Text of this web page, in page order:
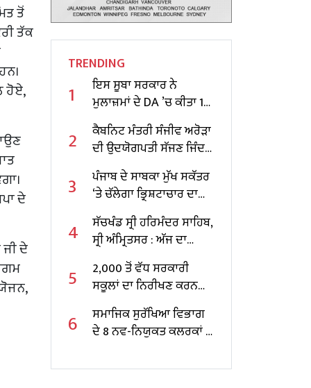
ਤੋਂ
ਤੱਕ
ਹੋਏ,
ਦੇ
ਦੇ
TRENDING
1
ਇਸ ਸੂਬਾ ਸਰਕਾਰ ਨੇ
ਮੁਲਾਜ਼ਮਾਂ ਦੇ DA ’ਚ ਕੀਤਾ 10
ਫੀਸਦੀ ਵਾਧਾ
2
ਕੈਬਨਿਟ ਮੰਤਰੀ ਸੰਜੀਵ ਅਰੋੜਾ
ਦੀ ਉਦਯੋਗਪਤੀ ਸੱਜਣ ਜਿੰਦਲ
ਨਾਲ ਮੁਲਾਕਾਤ; ਇਸਪਾਤ
ਖੇਤਰ ‘ਚ ₹1,500 ਕਰੋੜ ਨਿਵੇਸ਼
ਦਾ ਐਲਾਨ
3
ਪੰਜਾਬ ਦੇ ਸਾਬਕਾ ਮੁੱਖ ਸਕੱਤਰ
‘ਤੇ ਚੱਲੇਗਾ ਭ੍ਰਿਸ਼ਟਾਚਾਰ ਦਾ
ਕੇਸ, ਕੇਂਦਰ ਸਰਕਾਰ ਨੇ ਦਿੱਤੀ
ਪ੍ਰਵਾਨਗੀ
4
ਸੱਚਖੰਡ ਸ੍ਰੀ ਹਰਿਮੰਦਰ ਸਾਹਿਬ,
ਸ੍ਰੀ ਅੰਮ੍ਰਿਤਸਰ : ਅੱਜ ਦਾ
ਹੁਕਮਨਾਮਾ
5
2,000 ਤੋਂ ਵੱਧ ਸਰਕਾਰੀ
ਸਕੂਲਾਂ ਦਾ ਨਿਰੀਖਣ ਕਰਨ
ਵਾਲੇ ਪੰਜਾਬ ਦੇ ਪਹਿਲੇ
ਸਿੱਖਿਆ ਮੰਤਰੀ ਬਣੇ ਹਰਜੋਤ
ਸਿੰਘ ਬੈਂਸ
6
ਸਮਾਜਿਕ ਸੁਰੱਖਿਆ ਵਿਭਾਗ
ਦੇ 8 ਨਵ-ਨਿਯੁਕਤ ਕਲਰਕਾਂ ਨੂੰ